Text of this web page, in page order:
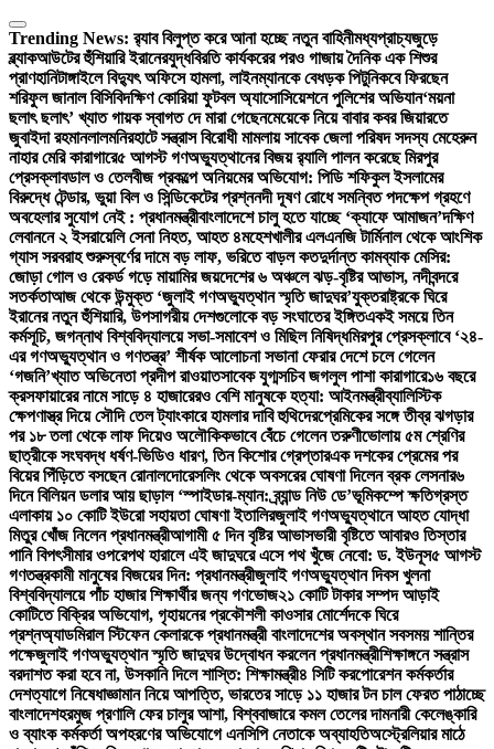
Skip
to
content
Trending News: র‍্যাব বিলুপ্ত করে আনা হচ্ছে নতুন বাহিনীমধ্যপ্রাচ্যজুড়ে
ব্ল্যাকআউটের হুঁশিয়ারি ইরানেরযুদ্ধবিরতি কার্যকরের পরও গাজায় দৈনিক এক শিশুর
প্রাণহানিটাঙ্গাইলে বিদ্যুৎ অফিসে হামলা, লাইনম্যানকে বেধড়ক পিটুনিকবে ফিরছেন
শরিফুল জানাল বিসিবিদক্ষিণ কোরিয়া ফুটবল অ্যাসোসিয়েশনে পুলিশের অভিযান‘ময়না
ছলাৎ ছলাৎ’ খ্যাত গায়ক স্বাগত দে মারা গেছেনমেয়েকে নিয়ে বাবার কবর জিয়ারতে
জুবাইদা রহমানলালমনিরহাটে সন্ত্রাস বিরোধী মামলায় সাবেক জেলা পরিষদ সদস্য মেহেরুন
নাহার মেরি কারাগারে৫ আগস্ট গণঅভ্যুত্থানের বিজয় র‍্যালি পালন করেছে মিরপুর
প্রেসক্লাবডাল ও তেলবীজ প্রকল্পে অনিয়মের অভিযোগ: পিডি শফিকুল ইসলামের
বিরুদ্ধে টেন্ডার, ভুয়া বিল ও সিন্ডিকেটের প্রশ্ননদী দূষণ রোধে সমন্বিত পদক্ষেপ গ্রহণে
অবহেলার সুযোগ নেই : প্রধানমন্ত্রীবাংলাদেশে চালু হতে যাচ্ছে ‘ক্যাফে আমাজন’দক্ষিণ
লেবাননে ২ ইসরায়েলি সেনা নিহত, আহত ৪মহেশখালীর এলএনজি টার্মিনাল থেকে আংশিক
গ্যাস সরবরাহ শুরুস্বর্ণের দামে বড় লাফ, ভরিতে বাড়ল কতদুর্দান্ত কামব্যাক মেসির:
জোড়া গোল ও রেকর্ড গড়ে মায়ামির জয়দেশের ৬ অঞ্চলে ঝড়-বৃষ্টির আভাস, নদীবন্দরে
সতর্কতাআজ থেকে উন্মুক্ত ‘জুলাই গণঅভ্যুত্থান স্মৃতি জাদুঘর’যুক্তরাষ্ট্রকে ঘিরে
ইরানের নতুন হুঁশিয়ারি, উপসাগরীয় দেশগুলোকে বড় সংঘাতের ইঙ্গিতএকই সময়ে তিন
কর্মসূচি, জগন্নাথ বিশ্ববিদ্যালয়ে সভা-সমাবেশ ও মিছিল নিষিদ্ধমিরপুর প্রেসক্লাবে ‘২৪-
এর গণঅভ্যুত্থান ও গণতন্ত্র’ শীর্ষক আলোচনা সভানা ফেরার দেশে চলে গেলেন
‘গজনি’খ্যাত অভিনেতা প্রদীপ রাওয়াতসাবেক যুগ্মসচিব জগলুল পাশা কারাগারে১৬ বছরে
ক্রসফায়ারের নামে সাড়ে ৪ হাজারেরও বেশি মানুষকে হত্যা: আইনমন্ত্রীব্যালিস্টিক
ক্ষেপণাস্ত্র দিয়ে সৌদি তেল ট্যাংকারে হামলার দাবি হুথিদেরপ্রেমিকের সঙ্গে তীব্র ঝগড়ার
পর ১৮ তলা থেকে লাফ দিয়েও অলৌকিকভাবে বেঁচে গেলেন তরুণীভোলায় ৫ম শ্রেণির
ছাত্রীকে সংঘবদ্ধ ধর্ষণ-ভিডিও ধারণ, তিন কিশোর গ্রেপ্তারএক দশকের প্রেমের পর
বিয়ের পিঁড়িতে বসছেন রোনালদোরেসলিং থেকে অবসরের ঘোষণা দিলেন ব্রক লেসনার৬
দিনে বিলিয়ন ডলার আয় ছাড়াল ‘স্পাইডার-ম্যান: ব্র্যান্ড নিউ ডে’ভূমিকম্পে ক্ষতিগ্রস্ত
এলাকায় ১০ কোটি ইউরো সহায়তা ঘোষণা ইতালিরজুলাই গণঅভ্যুত্থানে আহত যোদ্ধা
মিতুর খোঁজ নিলেন প্রধানমন্ত্রীআগামী ৫ দিন বৃষ্টির আভাসভারী বৃষ্টিতে আবারও তিস্তার
পানি বিপৎসীমার ওপরেপথ হারালে এই জাদুঘরে এসে পথ খুঁজে নেবো: ড. ইউনূস৫ আগস্ট
গণতন্ত্রকামী মানুষের বিজয়ের দিন: প্রধানমন্ত্রীজুলাই গণঅভ্যুত্থান দিবস খুলনা
বিশ্ববিদ্যালয়ে পাঁচ হাজার শিক্ষার্থীর জন্য গণভোজ২১ কোটি টাকার সম্পদ আড়াই
কোটিতে বিক্রির অভিযোগ, গৃহায়নের প্রকৌশলী কাওসার মোর্শেদকে ঘিরে
প্রশ্নঅ্যাডমিরাল স্টিফেন কেলারকে প্রধানমন্ত্রী বাংলাদেশের অবস্থান সবসময় শান্তির
পক্ষেজুলাই গণঅভ্যুত্থান স্মৃতি জাদুঘর উদ্বোধন করলেন প্রধানমন্ত্রীশিক্ষাঙ্গনে সন্ত্রাস
বরদাশত করা হবে না, উসকানি দিলে শাস্তি: শিক্ষামন্ত্রী৪ সিটি করপোরেশন কর্মকর্তার
দেশত্যাগে নিষেধাজ্ঞামান নিয়ে আপত্তি, ভারতের সাড়ে ১১ হাজার টন চাল ফেরত পাঠাচ্ছে
বাংলাদেশহরমুজ প্রণালি ফের চালুর আশা, বিশ্ববাজারে কমল তেলের দামনারী কেলেঙ্কারি
ও ব্যাংক কর্মকর্তা অপহরণের অভিযোগে এনসিপি নেতাকে অব্যাহতিঅস্ট্রেলিয়ার মাঠে